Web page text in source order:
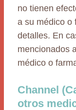
no tienen
a su médico o
detalles. En
mencionados
médico o
Channel
otros